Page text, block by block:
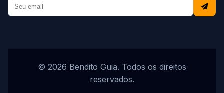
© 2026 Bendito Guia. Todos os direitos
reservados.